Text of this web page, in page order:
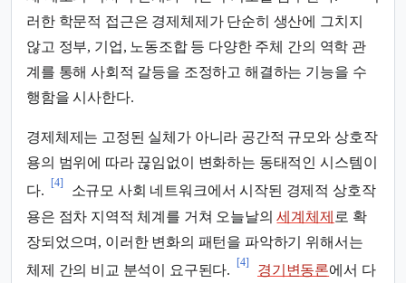
러한 학문적 접근은 경제체제가 단순히 생산에 그치지
않고 정부, 기업, 노동조합 등 다양한 주체 간의 역학 관
계를 통해 사회적 갈등을 조정하고 해결하는 기능을 수
행함을 시사한다.
경제체제는 고정된 실체가 아니라 공간적 규모와 상호작
용의 범위에 따라 끊임없이 변화하는 동태적인 시스템이
다.
[4]
소규모 사회 네트워크에서 시작된 경제적 상호작
용은 점차 지역적 체계를 거쳐 오늘날의세계체제 로 확
장되었으며, 이러한 변화의 패턴을 파악하기 위해서는
체제 간의 비교 분석이 요구된다.
[4]
경기변동론에서 다